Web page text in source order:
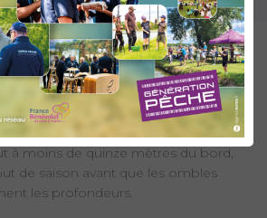
ces derniers et leur accessibilité
de la saison, en fonction du
Souvent assez bas début juin
des retenues augmente au fur et
se libèrent de leur manteau
tentant sur ces grands lacs, de faire de
que les touches
à moins de quinze mètres du bord,
de saison avant que les ombles
les profondeurs.